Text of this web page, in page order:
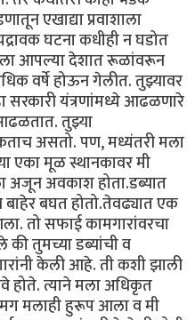
एखाद्या प्रवाशाला
घटना कधीही न घडोत
आपल्या देशात रूळांवरून
वर्षे होऊन गेलीत. तुझ्यावर
सरकारी यंत्रणांमध्ये आढळणारे
तुझ्या
असतो. पण, मध्यंतरी मला
मूळ स्थानकावर मी
अजून अवकाश होता.डब्यात
बघत होतो.तेवढ्यात एक
तो सफाई कामगारांवरचा
की तुमच्या डब्यांची व
केली आहे. ती कशी झाली
होते. त्याने मला अधिकृत
मलाही हुरूप आला व मी